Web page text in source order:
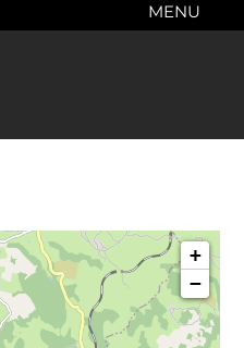
MENU
+
−